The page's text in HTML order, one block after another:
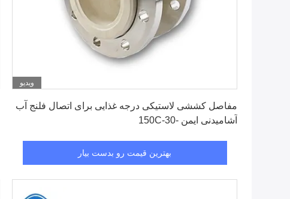
ویدیو
مفاصل کششی لاستیکی درجه غذایی برای اتصال فلنج آب
آشامیدنی ایمن -30-150C
بهترین قیمت رو بدست بیار